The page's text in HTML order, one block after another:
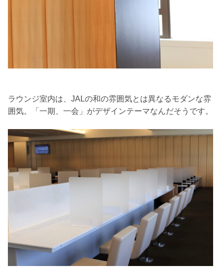
ラウンジ室内は、JALの和の雰囲気とは異なるモダンな雰
囲気。「一期、一会」がデザインテーマなんだそうです。